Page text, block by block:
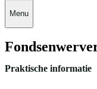
Menu
Praktische informatie